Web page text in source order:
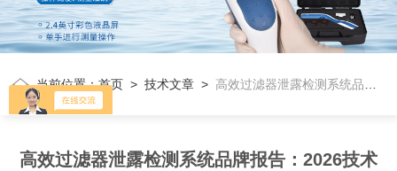
当前位置：首页 >技术文章 > 高效过滤器泄露检测系统品牌报告：2026技术走向分析
高效过滤器泄露检测系统品牌报告：2026技术